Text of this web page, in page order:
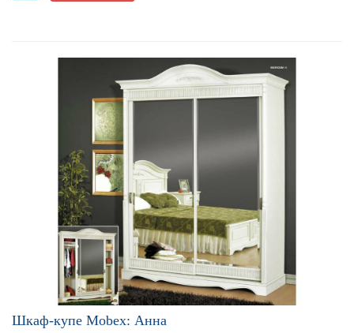
Шкаф-купе Mobex: Анна